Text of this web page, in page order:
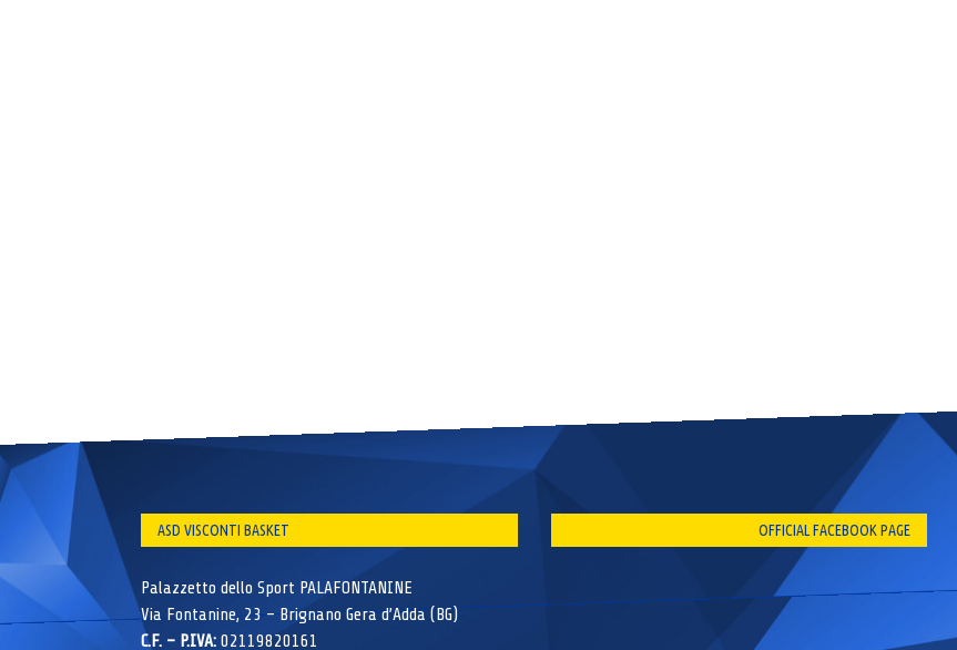
ASD VISCONTI BASKET
Palazzetto dello Sport PALAFONTANINE
Via Fontanine, 23 – Brignano Gera d’Adda (BG)
C.F. – P.IVA: 02119820161
OFFICIAL FACEBOOK PAGE